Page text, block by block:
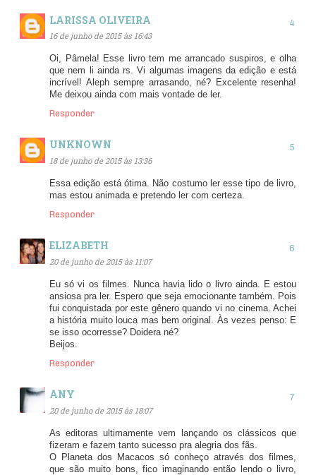
LARISSA OLIVEIRA
16 de junho de 2015 às 16:43
Oi, Pâmela! Esse livro tem me arrancado suspiros, e olha
que nem li ainda rs. Vi algumas imagens da edição e está
incrível! Aleph sempre arrasando, né? Excelente resenha!
Me deixou ainda com mais vontade de ler.
Responder
UNKNOWN
18 de junho de 2015 às 13:36
Essa edição está ótima. Não costumo ler esse tipo de livro,
mas estou animada e pretendo ler com certeza.
Responder
ELIZABETH
20 de junho de 2015 às 11:07
Eu só vi os filmes. Nunca havia lido o livro ainda. E estou
ansiosa pra ler. Espero que seja emocionante também. Pois
fui conquistada por este gênero quando vi no cinema. Achei
a história muito louca mas bem original. Às vezes penso: E
se isso ocorresse? Doidera né?
Beijos.
Responder
ANY
20 de junho de 2015 às 18:07
As editoras ultimamente vem lançando os clássicos que
fizeram e fazem tanto sucesso pra alegria dos fãs.
O Planeta dos Macacos só conheço através dos filmes,
que são muito bons, fico imaginando então lendo o livro,